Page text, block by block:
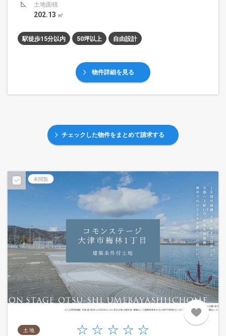
土地面積
202.13 ㎡
駅徒歩15分以内 50坪以上 自由設計
物件詳細を見る
チェックした物件をまとめて請求する
未閲覧
土 地